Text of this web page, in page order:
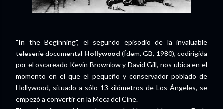
"In the Beginning", el segundo episodio de la invaluable
teleserie documental Hollywood (Ídem, GB, 1980), codirigida
por el oscareado Kevin Brownlow y David Gill, nos ubica en el
momento en el que el pequeño y conservador poblado de
Hollywood, situado a sólo 13 kilómetros de Los Ángeles, se
empezó a convertir en la Meca del Cine.